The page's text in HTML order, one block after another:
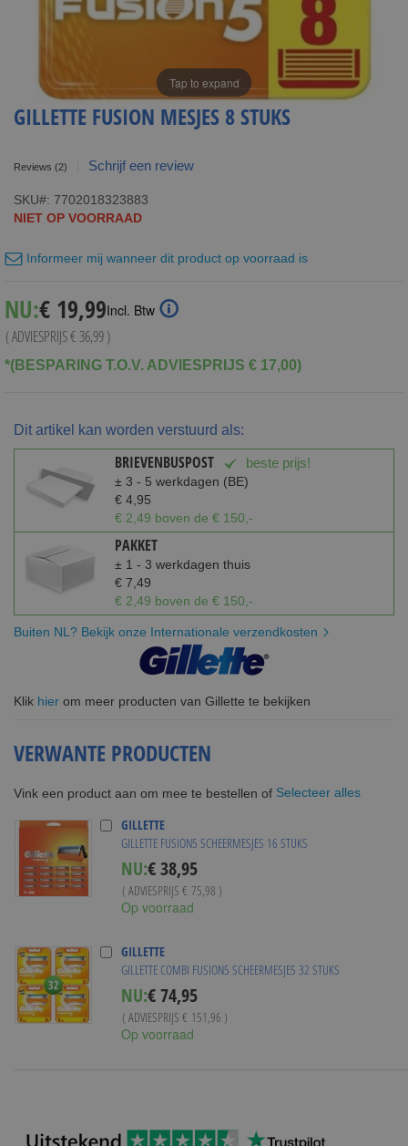
Tap to expand
GILLETTE FUSION MESJES 8 STUKS
Reviews (2) Schrijf een review
SKU
7702018323883
NIET OP VOORRAAD
Informeer mij wanneer dit product op voorraad is
NU: Special
Price
€ 19,99Incl. Btw
( ADVIESPRIJS€ 36,99)
*(BESPARING T.O.V. ADVIESPRIJS € 17,00)
Dit artikel kan worden verstuurd als:
BRIEVENBUSPOST beste prijs!
± 3 - 5 werkdagen (BE)
€ 4,95
€ 2,49 boven de € 150,-
PAKKET
± 1 - 3 werkdagen thuis
€ 7,49
€ 2,49 boven de € 150,-
Buiten NL? Bekijk onze Internationale verzendkosten
Klik hier om meer producten van Gillette te bekijken
VERWANTE PRODUCTEN
Vink een product aan om mee te bestellen of Selecteer alles
GILLETTE
GILLETTE FUSION5 SCHEERMESJES 16 STUKS
NU:Special
Price
€ 38,95
( ADVIESPRIJS € 75,98 )
Op voorraad
GILLETTE
GILLETTE COMBI FUSION5 SCHEERMESJES 32 STUKS
NU:Special
Price
€ 74,95
( ADVIESPRIJS € 151,96 )
Op voorraad